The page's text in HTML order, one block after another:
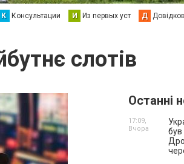
К Консультации И Из первых уст Д
слотів
Останні
17:09,
Вчора